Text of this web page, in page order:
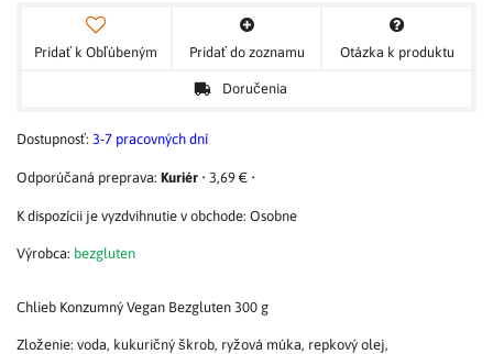
Pridať k Obľúbeným Pridať do zoznamu Otázka k produktu
Doručenia
Dostupnosť: 3-7 pracovných dní
Kuriér • 3,69 € •
Osobne
Výrobca: bezgluten
Chlieb Konzumný Vegan Bezgluten 300 g
Zloženie: voda, kukuričný škrob, ryžová múka, repkový olej,